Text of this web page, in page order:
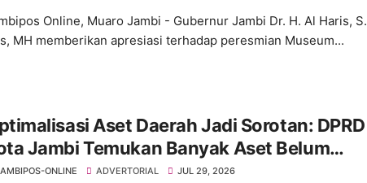
Online, Muaro Jambi - Gubernur Jambi Dr. H. Al Haris, S.
MH memberikan apresiasi terhadap peresmian Museum...
Aset Daerah Jadi Sorotan: DPRD
Jambi Temukan Banyak Aset Belum
ONLINE ADVERTORIAL JUL 29, 2026